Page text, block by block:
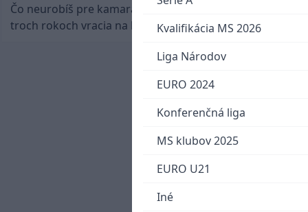
Kvalifikácia MS 2026
Liga Národov
EURO 2024
Konferenčná liga
MS klubov 2025
EURO U21
Iné
Čo neurobíš pre kamaráta! Marián Hossa sa po
troch rokoch vracia na ľad